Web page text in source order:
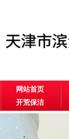
网站首页
开荒保洁
公司相册